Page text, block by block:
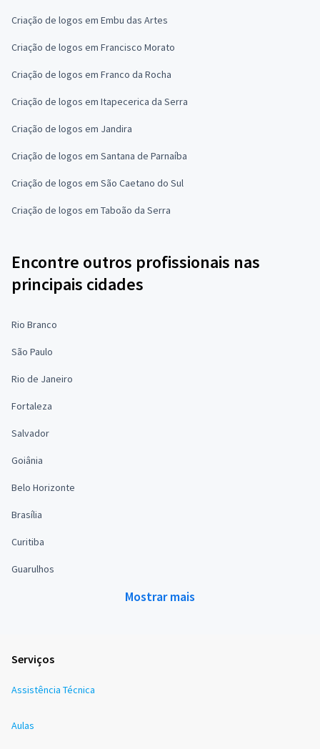
Criação de logos em Embu das Artes
Criação de logos em Francisco Morato
Criação de logos em Franco da Rocha
Criação de logos em Itapecerica da Serra
Criação de logos em Jandira
Criação de logos em Santana de Parnaíba
Criação de logos em São Caetano do Sul
Criação de logos em Taboão da Serra
Encontre outros profissionais nas
principais cidades
Rio Branco
São Paulo
Rio de Janeiro
Fortaleza
Salvador
Goiânia
Belo Horizonte
Brasília
Curitiba
Guarulhos
Mostrar mais
Serviços
Assistência Técnica
Aulas